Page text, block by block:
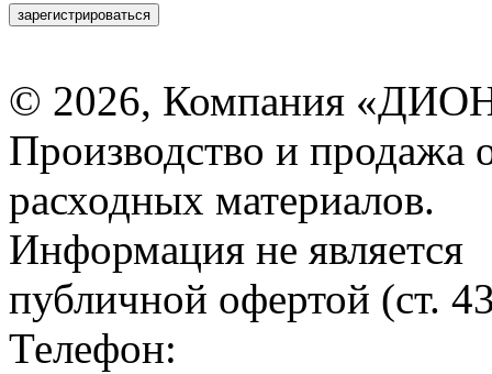
зарегистрироваться
© 2026, Компания
Производство и продажа
расходных материалов.
Информация не является
публичной офертой (ст.
Телефон: